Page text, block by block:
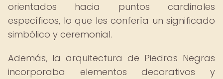
orientados hacia puntos cardinales
específicos, lo que les confería un significado
simbólico y ceremonial.
Además, la arquitectura de Piedras Negras
incorporaba elementos decorativos y